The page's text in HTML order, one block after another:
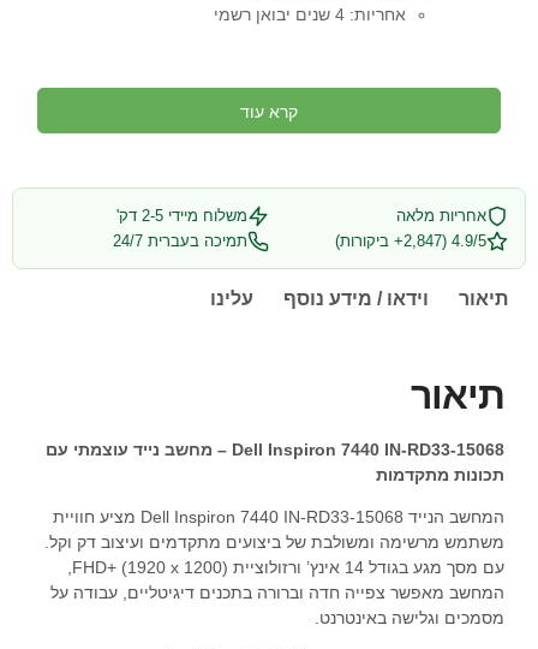
אחריות: 4 שנים יבואן רשמי
קרא עוד
אחריות מלאה
משלוח מיידי 2-5 דק'
4.9/5 (2,847+ ביקורות)
תמיכה בעברית 24/7
תיאור וידאו / מידע נוסף עלינו
תיאור
Dell Inspiron 7440 IN-RD33-15068 – מחשב נייד עוצמתי עם
תכונות מתקדמות
המחשב הנייד Dell Inspiron 7440 IN-RD33-15068 מציע חוויית
משתמש מרשימה ומשולבת של ביצועים מתקדמים ועיצוב דק וקל.
המחשב מאפשר צפייה חדה וברורה בתכנים דיגיטליים, עבודה על
מסמכים וגלישה באינטרנט.